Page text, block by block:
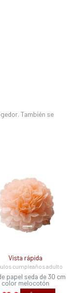
También se
Vista rápida
cumpleaños adulto
papel seda de 30 cm
color melocotón